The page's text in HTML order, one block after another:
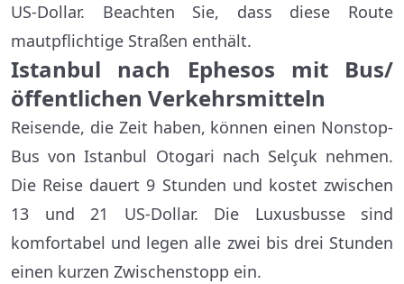
US-Dollar. Beachten Sie, dass diese Route
mautpflichtige Straßen enthält.
Istanbul nach Ephesos mit Bus/
öffentlichen Verkehrsmitteln
Reisende, die Zeit haben, können einen Nonstop-
Bus von Istanbul Otogari nach Selçuk nehmen.
Die Reise dauert 9 Stunden und kostet zwischen
13 und 21 US-Dollar. Die Luxusbusse sind
komfortabel und legen alle zwei bis drei Stunden
einen kurzen Zwischenstopp ein.